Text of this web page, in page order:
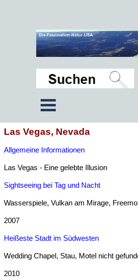
Las Vegas, Nevada
Allgemeine Informationen
Las Vegas - Eine gelebte Illusion
Sightseeing bei Tag und Nacht
Wasserspiele, Vulkan am Mirage,
2007
Heißeste Stadt im Südwesten
Wedding Chapel, Stau, Motel nicht
2010